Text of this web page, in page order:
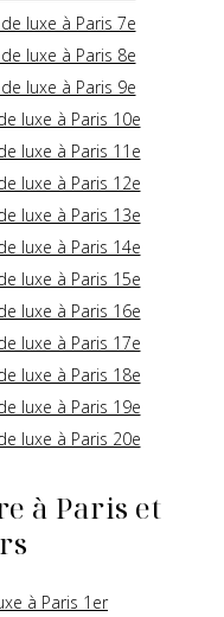
luxe à Paris 7e
luxe à Paris 8e
luxe à Paris 9e
luxe à Paris 10e
luxe à Paris 11e
luxe à Paris 12e
luxe à Paris 13e
luxe à Paris 14e
luxe à Paris 15e
luxe à Paris 16e
luxe à Paris 17e
luxe à Paris 18e
luxe à Paris 19e
luxe à Paris 20e
à Paris et
à Paris 1er